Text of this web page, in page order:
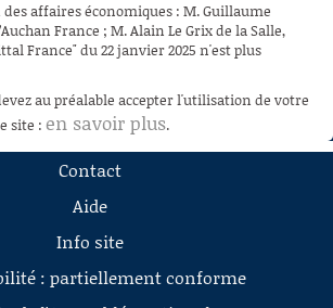
affaires économiques : M. Guillaume
France ; M. Alain Le Grix de la Salle,
France" du 22 janvier 2025 n'est plus
au préalable accepter l'utilisation de votre
site : en savoir plus.
Contact
Aide
Info site
: partiellement conforme